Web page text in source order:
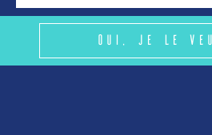
Oui, je le